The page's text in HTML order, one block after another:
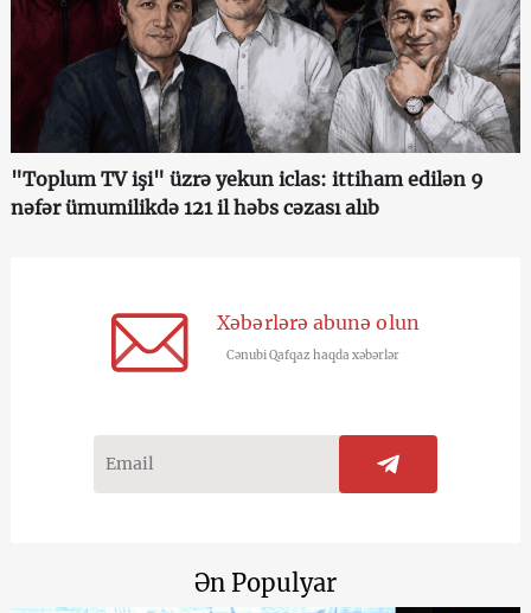
"Toplum TV işi" üzrə yekun iclas: ittiham edilən 9
nəfər ümumilikdə 121 il həbs cəzası alıb
Xəbərlərə abunə olun
Cənubi Qafqaz haqda xəbərlər
Ən Populyar